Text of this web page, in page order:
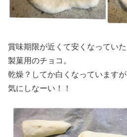
賞味期限が近くて安くなっていた
製菓用のチョコ。
乾燥？してか白くなっていますが
気にしなーい！！